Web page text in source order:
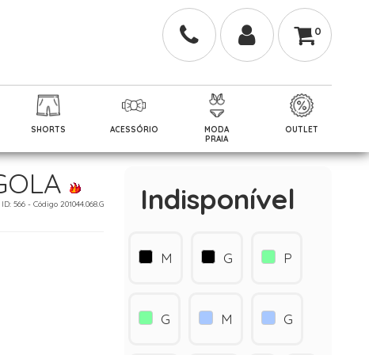
0
SHORTS ACESSÓRIO
MODA
PRAIA
OUTLET
ID: 566 - Código 201044.068.G Indisponível
M G P
G M G